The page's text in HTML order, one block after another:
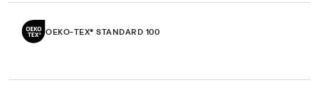
OEKO-TEX® STANDARD 100